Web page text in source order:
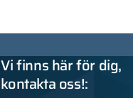
Vi finns här för dig,
kontakta oss!: